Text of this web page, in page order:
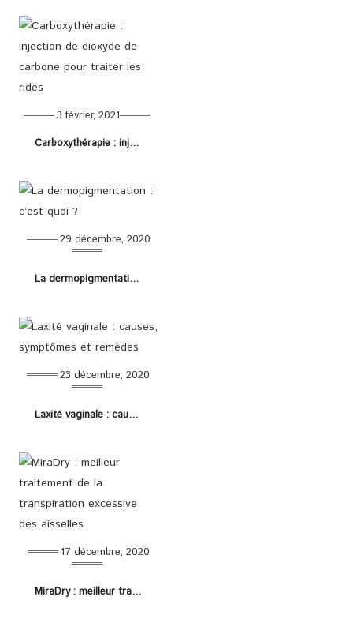
3 février, 2021
Carboxythérapie : injection de dioxyde de carbone pour traiter les rides
29 décembre, 2020
La dermopigmentation : c’est quoi ?
23 décembre, 2020
Laxité vaginale : causes, symptômes et remèdes
17 décembre, 2020
MiraDry : meilleur traitement de la transpiration excessive des aisselles